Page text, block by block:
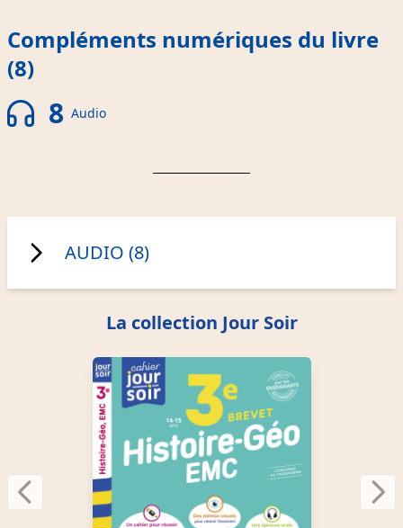
Compléments numériques du livre
(8)
8 Audio
AUDIO (8)
Espagnol 3e - Vocabulaire leçon 1
Espagnol 3e - Vocabulaire leçon 2
La collection Jour Soir
Previous Next